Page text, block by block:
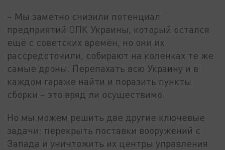
– Мы заметно снизили потенциал
предприятий ОПК Украины, который остался
ещё с советских времён, но они их
рассредоточили, собирают на коленках те же
самые дроны. Перепахать всю Украину и в
каждом гараже найти и поразить пункты
сборки – это вряд ли осуществимо.
Но мы можем решить две другие ключевые
задачи: перекрыть поставки вооружений с
Запада и уничтожить их центры управления